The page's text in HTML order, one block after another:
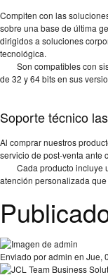
Compiten con las
sobre una base de última
dirigidos a soluciones
tecnológica.
Son compatibles con
de 32 y 64 bits en sus
Soporte técnico
Al comprar nuestros
servicio de post-venta ante
Cada producto incluye
atención personalizada
Enviado poradmin en Jue,